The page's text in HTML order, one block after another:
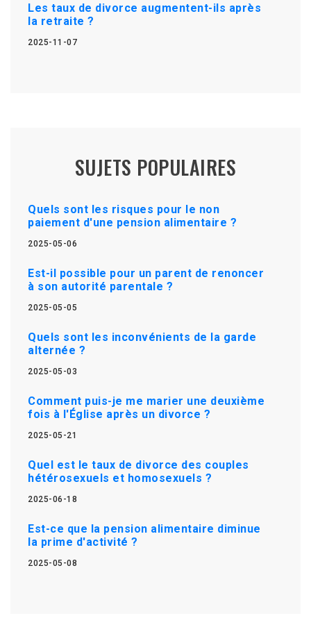
Les taux de divorce augmentent-ils après
la retraite ?
2025-11-07
SUJETS POPULAIRES
Quels sont les risques pour le non
paiement d'une pension alimentaire ?
2025-05-06
Est-il possible pour un parent de renoncer
à son autorité parentale ?
2025-05-05
Quels sont les inconvénients de la garde
alternée ?
2025-05-03
Comment puis-je me marier une deuxième
fois à l'Église après un divorce ?
2025-05-21
Quel est le taux de divorce des couples
hétérosexuels et homosexuels ?
2025-06-18
Est-ce que la pension alimentaire diminue
la prime d'activité ?
2025-05-08